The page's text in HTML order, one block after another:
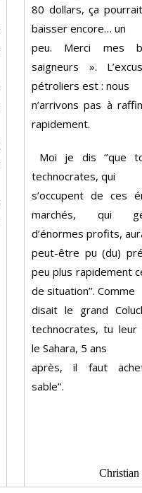
80 dollars, ça
baisser encore… un
peu. Merci mes
saigneurs ».
pétroliers est : nous
n’arrivons pas à
rapidement.
Moi je dis ‘’que
technocrates, qui
s’occupent de ces
marchés, qui
d’énormes profits,
peut-être pu (du)
peu plus rapidement
de situation’’. Comme
disait le grand
technocrates, tu leur
le Sahara, 5 ans
après, il faut
sable’’.
Christian